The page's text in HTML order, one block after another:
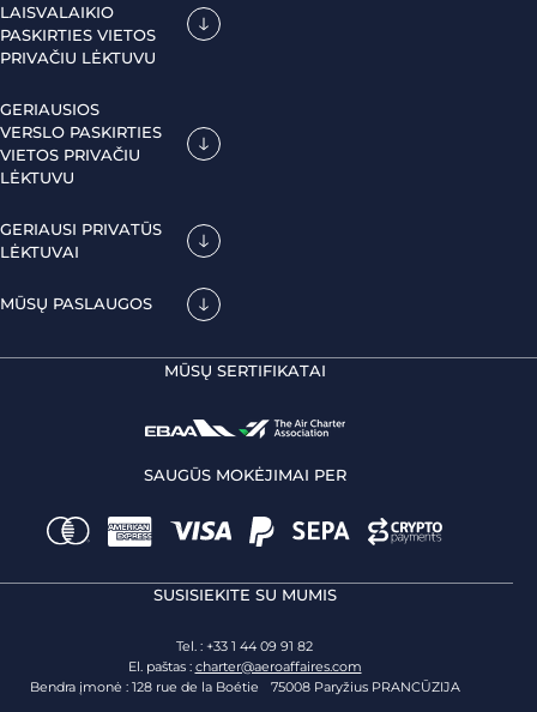
LAISVALAIKIO
PASKIRTIES VIETOS
PRIVAČIU LĖKTUVU
GERIAUSIOS
VERSLO PASKIRTIES
VIETOS PRIVAČIU
LĖKTUVU
GERIAUSI PRIVATŪS
LĖKTUVAI
MŪSŲ PASLAUGOS
MŪSŲ SERTIFIKATAI
SAUGŪS MOKĖJIMAI PER
SUSISIEKITE SU MUMIS
Tel. : +33 1 44 09 91 82
El. paštas : charter@aeroaffaires.com
Bendra įmonė : 128 rue de la Boétie 75008 Paryžius PRANCŪZIJA